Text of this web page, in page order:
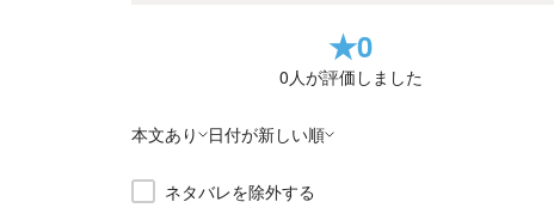
★0
0人が評価しました
本文あり 日付が新しい順
ネタバレを除外する